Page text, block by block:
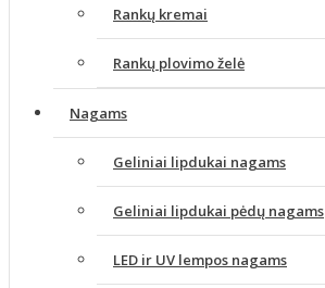
Rankų kremai
Rankų plovimo želė
Nagams
Geliniai lipdukai nagams
Geliniai lipdukai pėdų nagams
LED ir UV lempos nagams